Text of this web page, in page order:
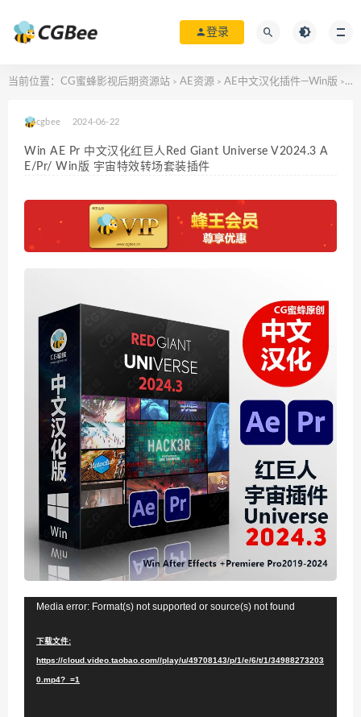
登录
当前位置： CG蜜蜂影视后期资源站 > AE资源 > AE中文汉化插件—Win版 >
cgbee 2024-06-22
Win AE Pr 中文汉化红巨人Red Giant Universe V2024.3 A
E/Pr/ Win版 宇宙特效转场套装插件
Media error: Format(s) not supported or source(s) not found
下载文件:
https://cloud.video.taobao.com//play/u/49708143/p/1/e/6/t/1/34988273203
0.mp4?_=1